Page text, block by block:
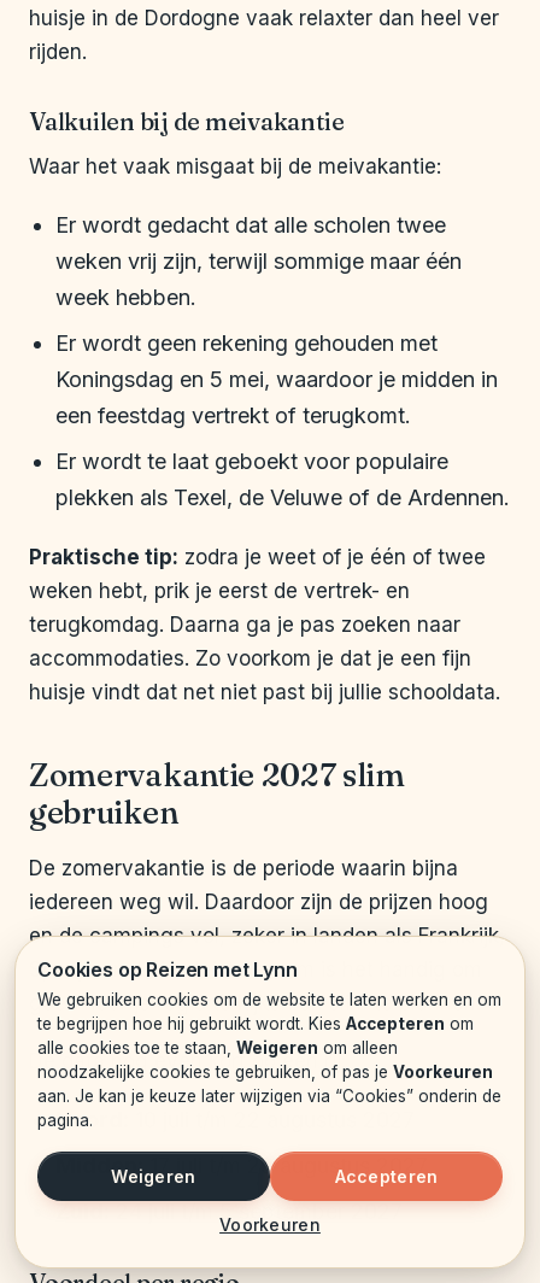
huisje in de Dordogne vaak relaxter dan heel ver
rijden.
Valkuilen bij de meivakantie
Waar het vaak misgaat bij de meivakantie:
Er wordt gedacht dat alle scholen twee
weken vrij zijn, terwijl sommige maar één
week hebben.
Er wordt geen rekening gehouden met
Koningsdag en 5 mei, waardoor je midden in
een feestdag vertrekt of terugkomt.
Er wordt te laat geboekt voor populaire
plekken als Texel, de Veluwe of de Ardennen.
Praktische tip: zodra je weet of je één of twee
weken hebt, prik je eerst de vertrek- en
terugkomdag. Daarna ga je pas zoeken naar
accommodaties. Zo voorkom je dat je een fijn
huisje vindt dat net niet past bij jullie schooldata.
Zomervakantie 2027 slim
gebruiken
De zomervakantie is de periode waarin bijna
iedereen weg wil. Daardoor zijn de prijzen hoog
en de campings vol, zeker in landen als Frankrijk,
Spanje en Italië. Juist daarom is het handig om
goed naar je regio te kijken en slim te plannen.
De data nog even kort op een rij:
Noord:
Midden: 17 juli t/m 29 augustus 2027
Zuid:24 juli t/m 5 september 2027
Cookies op Reizen met Lynn
We gebruiken cookies om de website te laten werken en om
te begrijpen hoe hij gebruikt wordt. Kies Accepteren om
alle cookies toe te staan, Weigeren om alleen
noodzakelijke cookies te gebruiken, of pas je Voorkeuren
aan. Je kan je keuze later wijzigen via “Cookies” onderin de
pagina.
Weigeren
Voorkeuren
Accepteren